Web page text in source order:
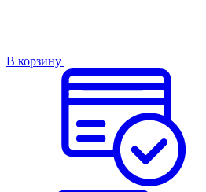
В корзину